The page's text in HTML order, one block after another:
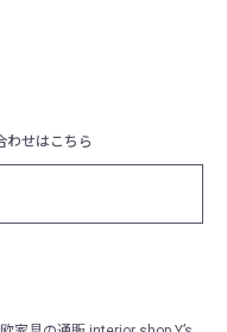
わせはこちら